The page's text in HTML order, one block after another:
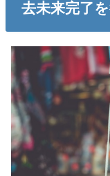
去未来完了